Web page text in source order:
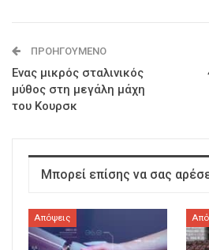
ΠΡΟΗΓΟΎΜΕΝΟ
Ενας μικρός σταλινικός
μύθος στη μεγάλη μάχη
του Κουρσκ
Μπορεί επίσης να σας
Απόψεις